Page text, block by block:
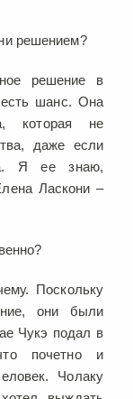
решением?
решение в
шанс. Она
которая не
даже если
Я ее знаю,
Ласкони –
Поскольку
они были
Чукэ подал в
почетно и
Чолаку